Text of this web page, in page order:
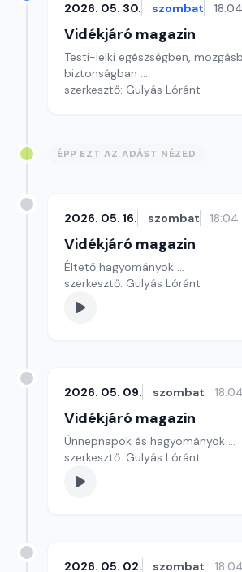
2026. 05. 30. szombat 18:04
Vidékjáró magazin
Testi-lelki egészségben,
biztonságban ...
szerkesztő: Gulyás Lóránt
ÉPP EZT AZ ADÁST NÉZED
2026. 05. 16. szombat 18:04
Vidékjáró magazin
Éltető hagyományok ...
szerkesztő: Gulyás Lóránt
2026. 05. 09. szombat 18:04
Vidékjáró magazin
Ünnepnapok és hagyományok ...
szerkesztő: Gulyás Lóránt
2026. 05. 02. szombat 18:04